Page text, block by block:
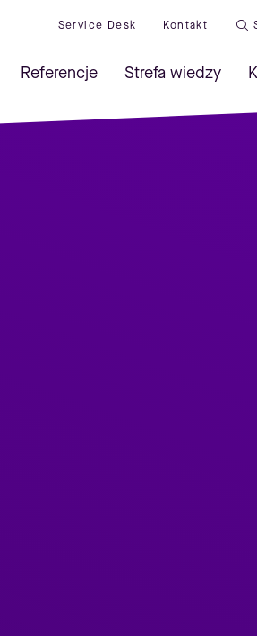
Service Desk Kontakt
Referencje Strefa wiedzy